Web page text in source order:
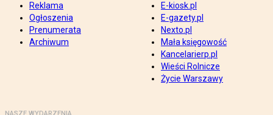
Reklama
Ogłoszenia
Prenumerata
Archiwum
E-kiosk.pl
E-gazety.pl
Nexto.pl
Mała księgowość
Kancelarierp.pl
Wieści Rolnicze
Życie Warszawy